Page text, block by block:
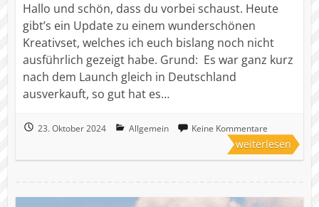
Hallo und schön, dass du vorbei schaust. Heute
gibt’s ein Update zu einem wunderschönen
Kreativset, welches ich euch bislang noch nicht
ausführlich gezeigt habe. Grund: Es war ganz kurz
nach dem Launch gleich in Deutschland
ausverkauft, so gut hat es…
23. Oktober 2024 Allgemein Keine Kommentare
weiterlesen